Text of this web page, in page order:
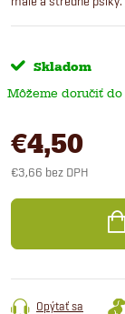
Skladom
€4,50
€3,66 bez DPH
cena:
Opýtať sa